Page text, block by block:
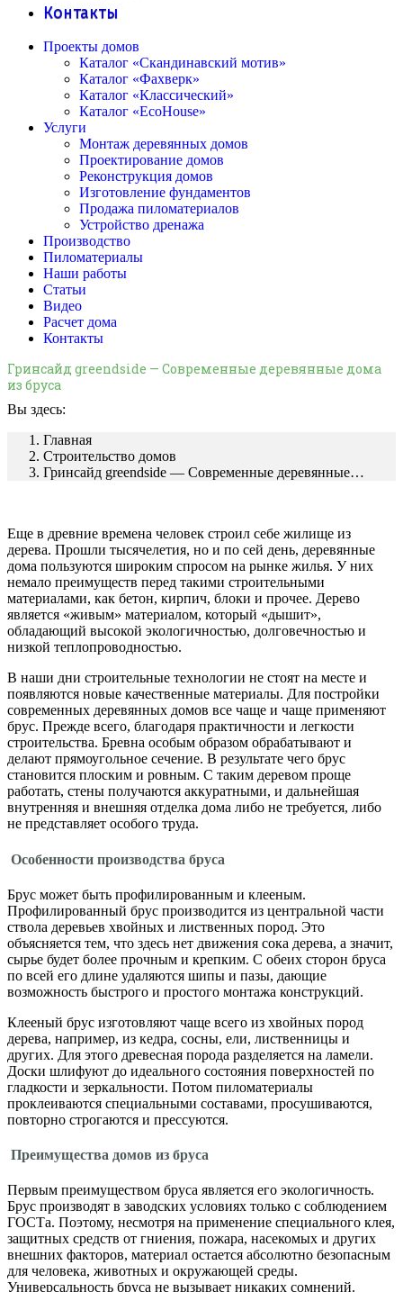
Контакты
Проекты домов
Каталог «Скандинавский мотив»
Каталог «Фахверк»
Каталог «Классический»
Каталог «EcoHouse»
Услуги
Монтаж деревянных домов
Проектирование домов
Реконструкция домов
Изготовление фундаментов
Продажа пиломатериалов
Устройство дренажа
Производство
Пиломатериалы
Наши работы
Статьи
Видео
Расчет дома
Контакты
Гринсайд greendside — Современные деревянные дома
из бруса
Вы здесь:
Главная
Строительство домов
Гринсайд greendside — Современные деревянные…
Еще в древние времена человек строил себе жилище из
дерева. Прошли тысячелетия, но и по сей день, деревянные
дома пользуются широким спросом на рынке жилья. У них
немало преимуществ перед такими строительными
материалами, как бетон, кирпич, блоки и прочее. Дерево
является «живым» материалом, который «дышит»,
обладающий высокой экологичностью, долговечностью и
низкой теплопроводностью.
В наши дни строительные технологии не стоят на месте и
появляются новые качественные материалы. Для постройки
современных деревянных домов все чаще и чаще применяют
брус. Прежде всего, благодаря практичности и легкости
строительства. Бревна особым образом обрабатывают и
делают прямоугольное сечение. В результате чего брус
становится плоским и ровным. С таким деревом проще
работать, стены получаются аккуратными, и дальнейшая
внутренняя и внешняя отделка дома либо не требуется, либо
не представляет особого труда.
Особенности производства бруса
Брус может быть профилированным и клееным.
Профилированный брус производится из центральной части
ствола деревьев хвойных и лиственных пород. Это
объясняется тем, что здесь нет движения сока дерева, а значит,
сырье будет более прочным и крепким. С обеих сторон бруса
по всей его длине удаляются шипы и пазы, дающие
возможность быстрого и простого монтажа конструкций.
Клееный брус изготовляют чаще всего из хвойных пород
дерева, например, из кедра, сосны, ели, лиственницы и
других. Для этого древесная порода разделяется на ламели.
Доски шлифуют до идеального состояния поверхностей по
гладкости и зеркальности. Потом пиломатериалы
проклеиваются специальными составами, просушиваются,
повторно строгаются и прессуются.
Преимущества домов из бруса
Первым преимуществом бруса является его экологичность.
Брус производят в заводских условиях только с соблюдением
ГОСТа. Поэтому, несмотря на применение специального клея,
защитных средств от гниения, пожара, насекомых и других
внешних факторов, материал остается абсолютно безопасным
для человека, животных и окружающей среды.
Универсальность бруса не вызывает никаких сомнений.